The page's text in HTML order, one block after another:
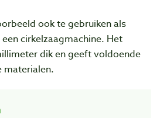
ook te gebruiken als
cirkelzaagmachine. Het
dik en geeft voldoende
materialen.